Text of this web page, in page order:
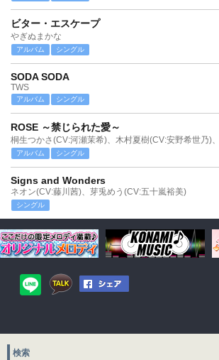
ビター・エスケープ
やぎぬまかな
アルバム シングル
SODA SODA
TWS
アルバム シングル
ROSE ～禁じられた愛～
アルバム シングル
Signs and Wonders
ネオン(CV:藤川茜)、芽兎めう(CV:五十嵐裕美)
シングル
検索